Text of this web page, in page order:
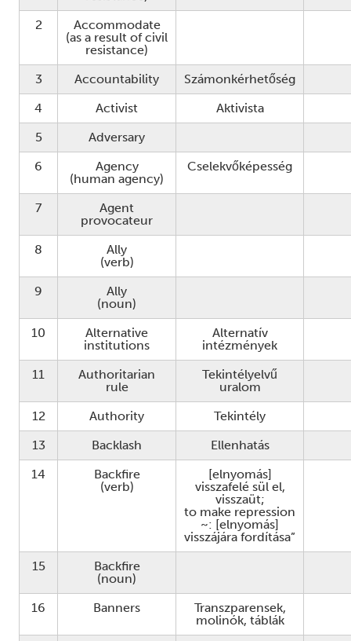
2
Accommodate
(as a result of civil
resistance)
3
Accountability
Számonkérhetőség
4
Activist
Aktivista
5
Adversary
6
Agency
(human agency)
Cselekvőképesség
7
Agent
provocateur
8
Ally
(verb)
9
Ally
(noun)
10
Alternative
institutions
Alternatív
intézmények
11
Authoritarian
rule
Tekintélyelvű
uralom
12
Authority
Tekintély
13
Backlash
Ellenhatás
14
Backfire
(verb)
[elnyomás]
visszafelé sül el,
visszaüt;
to make repression
~: [elnyomás]
visszájára fordítása”
15
Backfire
(noun)
16
Banners
Transzparensek,
molinók, táblák